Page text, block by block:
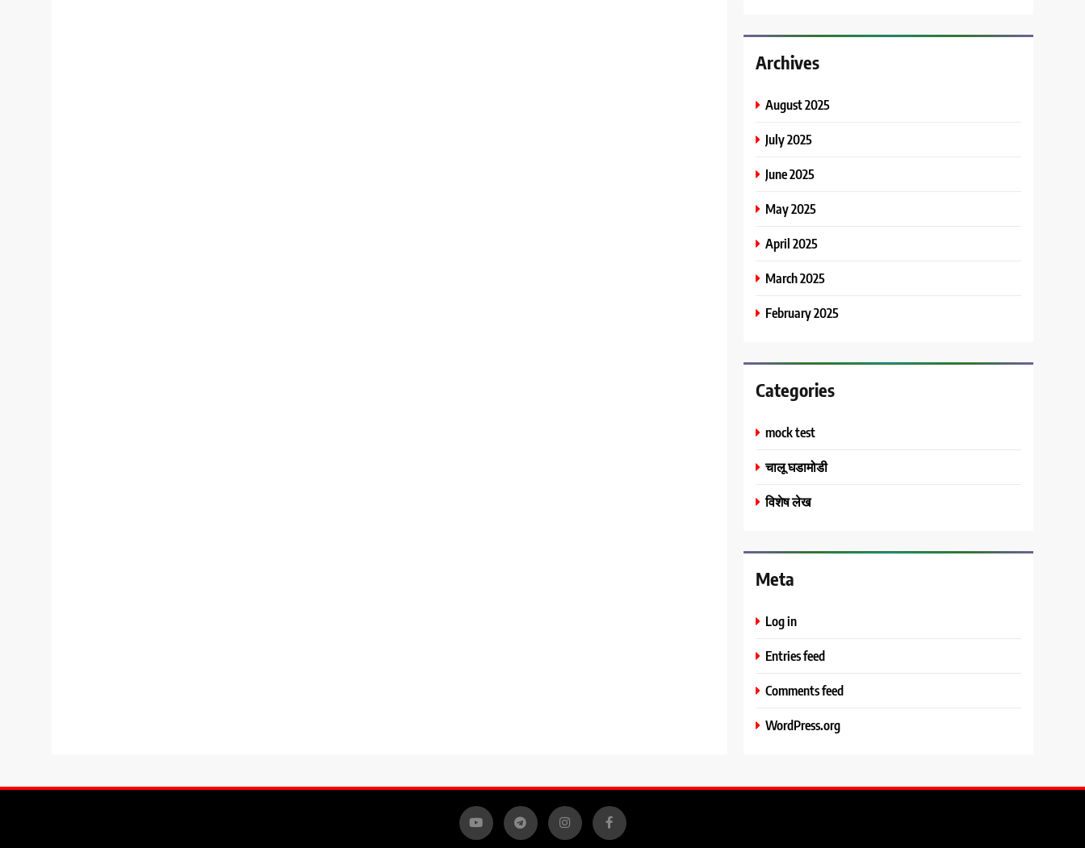
Archives
August 2025
July 2025
June 2025
May 2025
April 2025
March 2025
February 2025
Categories
mock test
चालू घडामोडी
विशेष लेख
Meta
Log in
Entries feed
Comments feed
WordPress.org